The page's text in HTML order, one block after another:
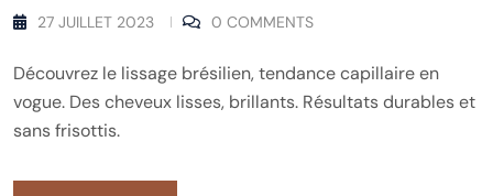
27 JUILLET 2023
0 COMMENTS
Découvrez le lissage brésilien, tendance capillaire en
vogue. Des cheveux lisses, brillants. Résultats durables et
sans frisottis.